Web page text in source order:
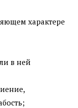
характере
в ней